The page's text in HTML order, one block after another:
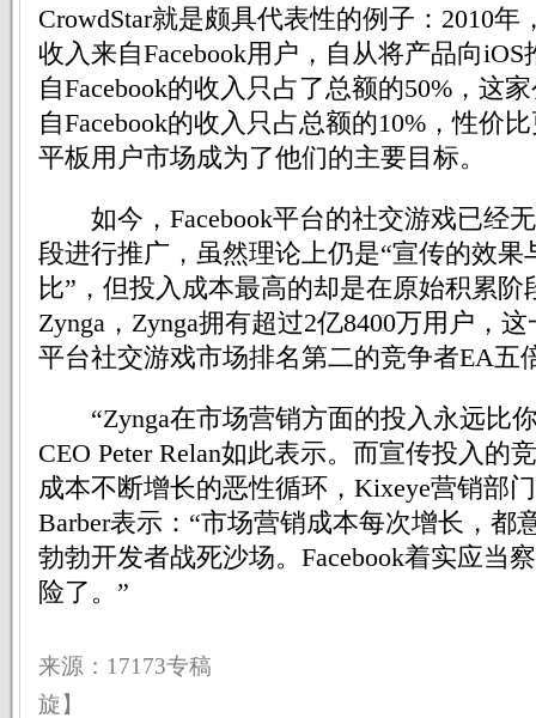
CrowdStar就是颇具代表性的例子：2010年
收入来自Facebook用户，自从将产品向
自Facebook的收入只占了总额的50%，这
自Facebook的收入只占总额的10%，性价
平板用户市场成为了他们的主要目标。
如今，Facebook平台的社交游戏已经
段进行推广，虽然理论上仍是“宣传的效果
比”，但投入成本最高的却是在原始积累阶
Zynga，Zynga拥有超过2亿8400万用户，
平台社交游戏市场排名第二的竞争者EA五
“Zynga在市场营销方面的投入永远比你
CEO Peter Relan如此表示。而宣传投入的
成本不断增长的恶性循环，Kixeye营销部
Barber表示：“市场营销成本每次增长，都
勃勃开发者战死沙场。Facebook着实应当
险了。”
来源：17173专稿 【
旋】